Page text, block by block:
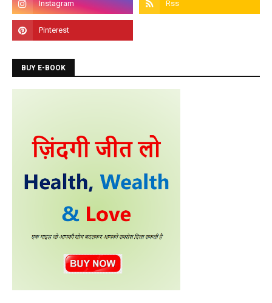
BUY E-BOOK